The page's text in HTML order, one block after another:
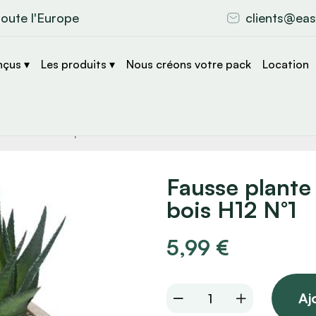
l'Europe
▾ Les produits ▾ Nous créons votre pack Location
Fausse
bois H12 N°1
5,99 €
Fausse